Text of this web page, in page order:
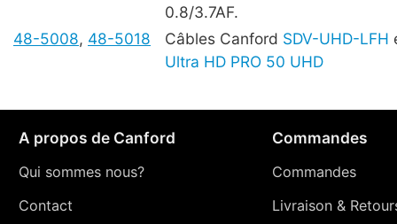
0.8/3.7AF.
48-5008, 48-5018 Câbles Canford SDV-UHD-LFH
Ultra HD PRO 50 UHD
A propos de Canford
Qui sommes nous?
Contact
Commandes
Commandes
Livraison&